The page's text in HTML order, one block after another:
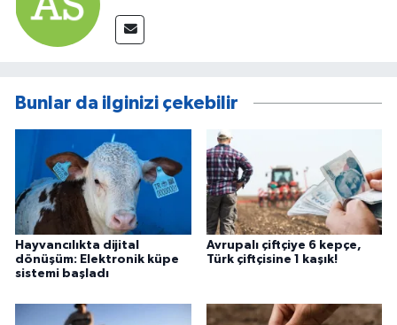
Bunlar da ilginizi çekebilir
Hayvancılıkta dijital
dönüşüm: Elektronik küpe
sistemi başladı
Avrupalı çiftçiye 6 kepçe,
Türk çiftçisine 1 kaşık!